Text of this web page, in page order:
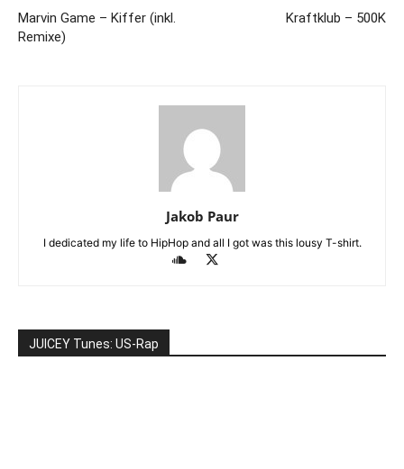
Marvin Game – Kiffer (inkl.
Remixe)
Kraftklub – 500K
Jakob Paur
I dedicated my life to HipHop and all I got was this lousy T-shirt.
JUICEY Tunes: US-Rap